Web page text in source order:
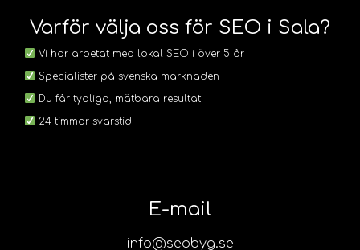
Varför välja oss för SEO i Sala?
Vi har arbetat med lokal SEO i över 5 år
Specialister på svenska marknaden
Du får tydliga, mätbara resultat
24 timmar svarstid
E-mail
info@seobyg.se